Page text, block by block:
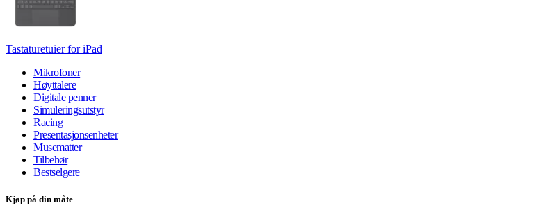
Tastaturetuier for iPad
Mikrofoner
Høyttalere
Digitale penner
Simuleringsutstyr
Racing
Presentasjonsenheter
Musematter
Tilbehør
Bestselgere
Kjøp på din måte